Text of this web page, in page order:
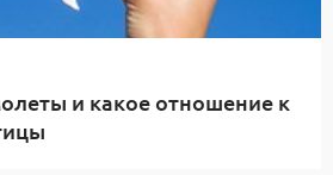
и какое отношение к